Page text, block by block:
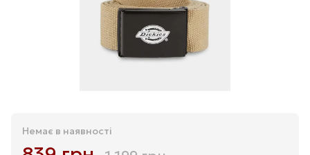
Немає в наявності